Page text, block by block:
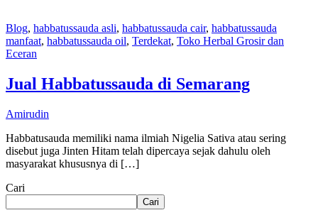
Blog, habbatussauda asli, habbatussauda cair, habbatussauda
manfaat, habbatussauda oil, Terdekat, Toko Herbal Grosir dan
Eceran
Jual Habbatussauda di Semarang
Amirudin
Habbatusauda memiliki nama ilmiah Nigelia Sativa atau sering
disebut juga Jinten Hitam telah dipercaya sejak dahulu oleh
masyarakat khususnya di […]
Cari
Cari